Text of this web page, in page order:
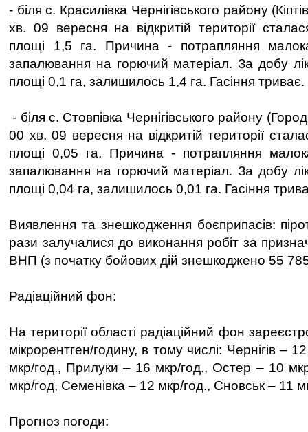
- біля с. Красилівка Чернігівського району
хв. 09 вересня на відкритій території
площі 1,5 га. Причина - потрапляння
запалювання на горючий матеріал. За добу
площі 0,1 га, залишилось 1,4 га. Гасіння триває.
- біля с. Стовпівка Чернігівського району
00 хв. 09 вересня на відкритій території
площі 0,05 га. Причина - потрапляння
запалювання на горючий матеріал. За добу
площі 0,04 га, залишилось 0,01 га. Гасіння
Виявлення та знешкодження боєприпасів:
рази залучалися до виконання робіт за
ВНП (з початку бойових дій знешкоджено 55
Радіаційний фон:
На території області радіаційний фон
мікрорентген/годину, в тому числі: Чернігів –
мкр/год., Прилуки – 16 мкр/год., Остер – 10
мкр/год, Семенівка – 12 мкр/год., Сновськ – 11
Прогноз погоди: